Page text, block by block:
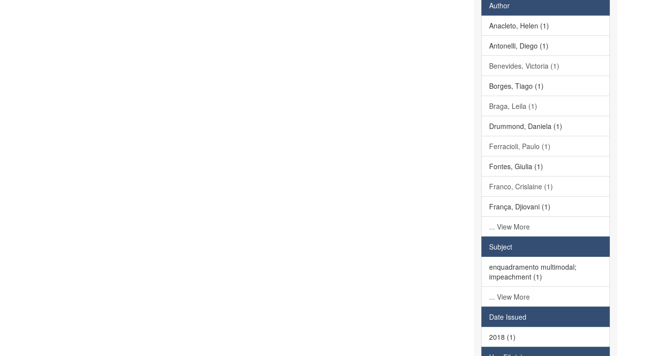
Author
Anacleto, Helen (1)
Antonelli, Diego (1)
Benevides, Victoria (1)
Borges, Tiago (1)
Braga, Leila (1)
Drummond, Daniela (1)
Ferracioli, Paulo (1)
Fontes, Giulia (1)
Franco, Crislaine (1)
França, Djiovani (1)
... View More
Subject
enquadramento multimodal;
impeachment (1)
... View More
Date Issued
2018 (1)